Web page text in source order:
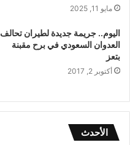
مايو 11, 2025
اليوم.. جريمة جديدة لطيران تحالف
العدوان السعودي في برح مقبنة
بتعز
أكتوبر 2, 2017
الأحدث